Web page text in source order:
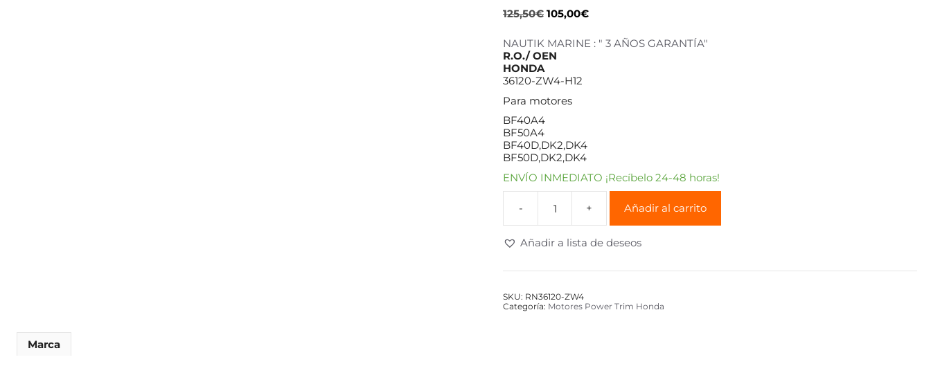
125,50€ 105,00€
NAUTIK MARINE : " 3 AÑOS GARANTÍA"
R.O./ OEN
HONDA
36120-ZW4-H12
Para motores
BF40A4
BF50A4
BF40D,DK2,DK4
BF50D,DK2,DK4
ENVÍO INMEDIATO ¡Recíbelo 24-48 horas!
Añadir al carrito
Añadir a lista de deseos
SKU: RN36120-ZW4
Categoría: Motores Power Trim Honda
Marca